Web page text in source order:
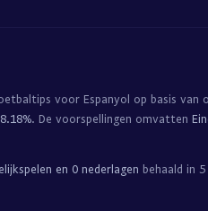
voor Espanyol op basis van
. De voorspellingen omvatten
en 0 nederlagen behaald in